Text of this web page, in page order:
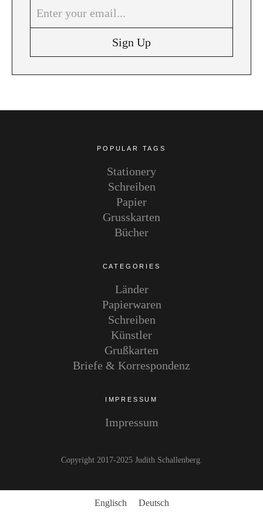
InstagramPinterest
POPULAR TAGS
Stationery
Schreiben
Papier
Grusskarten
Bücher
CATEGORIES
Länder
Papierwaren
Schreiben
Künstler
Grußkarten
Briefe & Korrespondenz
IMPRESSUM
Impressum
Copyright 2017-2025 Judith Schallenberg
Englisch Deutsch